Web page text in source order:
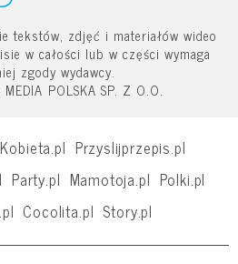
tekstów, zdjęć i materiałów wideo
w całości lub w części wymaga
zgody wydawcy.
POLSKA SP. Z O.O.
Kobieta.pl Przyslijprzepis.pl
Party.pl Mamotoja.pl Polki.pl
Cocolita.pl Story.pl